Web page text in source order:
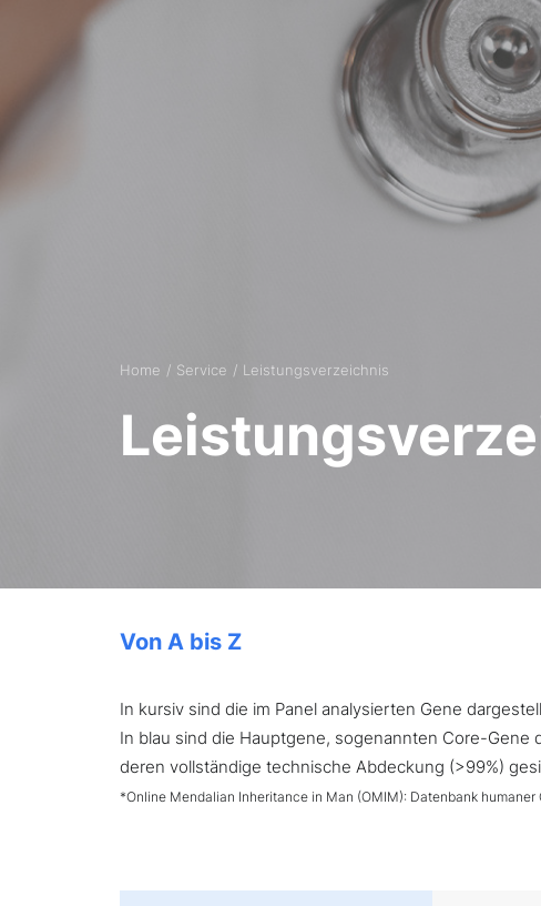
Home Service Leistungsverzeichnis
Von A bis Z
In kursiv sind die im Panel analysierten Gene
In blau sind die Hauptgene, sogenannten Core-
deren vollständige technische Abdeckung (>99%)
*Online Mendalian Inheritance in Man (OMIM): Datenbank humaner